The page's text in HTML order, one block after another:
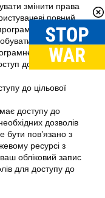
змінити права
повний
від імені
вимкнути
до теки.
до цільової
доступу до
дозволів
бути пов’язано з
ресурсі з
обліковий запис
для доступу до